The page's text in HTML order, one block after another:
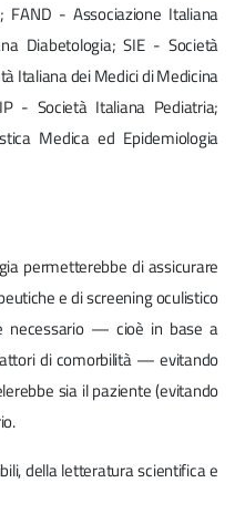
- Associazione Italiana
Diabetologia; SIE - Società
Italiana dei Medici di Medicina
- Società Italiana Pediatria;
Medica ed Epidemiologia
permetterebbe di assicurare
e di screening oculistico
necessario — cioè in base a
di comorbilità — evitando
sia il paziente (evitando
della letteratura scientifica e